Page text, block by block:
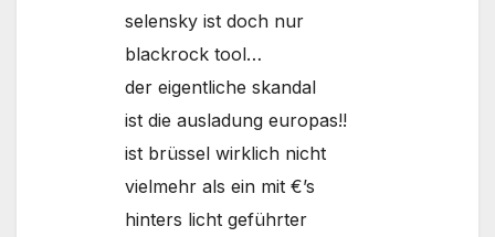
selensky ist doch nur
blackrock tool…
der eigentliche skandal
ist die ausladung europas!!
ist brüssel wirklich nicht
vielmehr als ein mit €’s
hinters licht geführter